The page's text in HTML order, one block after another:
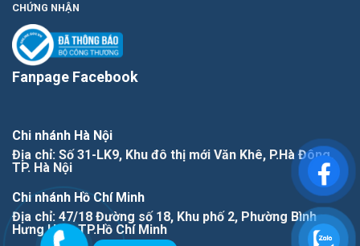
CHỨNG NHẬN
Fanpage Facebook
Chi nhánh Hà Nội
Địa chỉ: Số 31-LK9, Khu đô thị mới Văn Khê, P.Hà Đông,
TP. Hà Nội
Chi nhánh Hồ Chí Minh
Địa chỉ: 47/18 Đường số 18, Khu phố 2, Phường Bình
Hưng Hòa, TP.Hồ Chí Minh